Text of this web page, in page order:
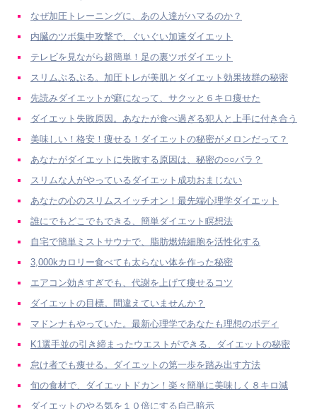
なぜ加圧トレーニングに、あの人達がハマるのか？
内臓のツボ集中攻撃で、ぐいぐい加速ダイエット
テレビを見ながら超簡単！足の裏ツボダイエット
スリムぷるぷる。加圧トレが美肌とダイエット効果抜群の秘密
先読みダイエットが癖になって、サクッと６キロ痩せた
ダイエット失敗原因。あなたが食べ過ぎる犯人と上手に付き合う
美味しい！格安！痩せる！ダイエットの秘密がメロンだって？
あなたがダイエットに失敗する原因は、秘密の○○バラ？
スリムな人がやっているダイエット成功おまじない
あなたの心のスリムスイッチオン！最先端心理学ダイエット
誰にでもどこでもできる、簡単ダイエット瞑想法
自宅で簡単ミストサウナで、脂肪燃焼細胞を活性化する
3,000kカロリー食べても太らない体を作った秘密
エアコン効きすぎでも、代謝を上げて痩せるコツ
ダイエットの目標。間違えていませんか？
マドンナもやっていた。最新心理学であなたも理想のボディ
K1選手並の引き締まったウエストができる、ダイエットの秘密
怠け者でも痩せる。ダイエットの第一歩を踏み出す方法
旬の食材で、ダイエットドカン！楽々簡単に美味しく８キロ減
ダイエットのやる気を１０倍にする自己暗示